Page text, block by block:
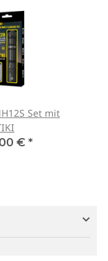
Set mit
€ *